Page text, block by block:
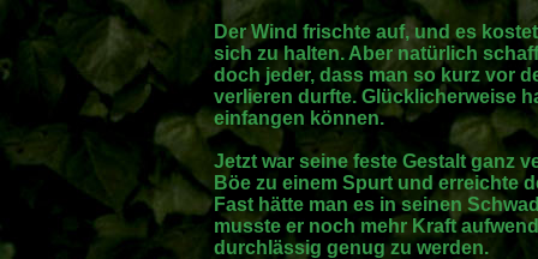
Der Wind frischte auf, und es
sich zu halten. Aber natürlich
doch jeder, dass man so kurz vor
verlieren durfte. Glücklicherweise
einfangen können.
Jetzt war seine feste Gestalt ganz
Böe zu einem Spurt und erreichte
Fast hätte man es in seinen
musste er noch mehr Kraft
durchlässig genug zu werden.